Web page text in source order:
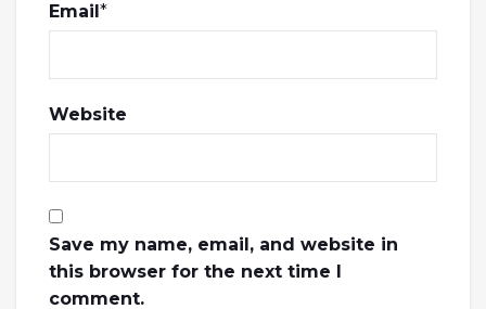
Email*
Website
Save my name, email, and website in
this browser for the next time I
comment.